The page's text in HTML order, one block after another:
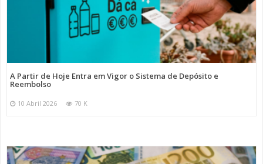
A Partir de Hoje Entra em Vigor o Sistema de Depósito e
Reembolso
10 Abril 2026 70 K